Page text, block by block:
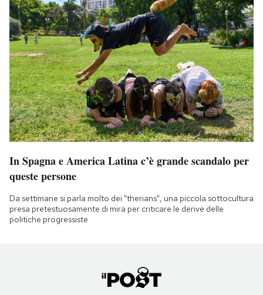
In Spagna e America Latina c’è grande scandalo per
queste persone
Da settimane si parla molto dei "therians", una piccola sottocultura
presa pretestuosamente di mira per criticare le derive delle
politiche progressiste